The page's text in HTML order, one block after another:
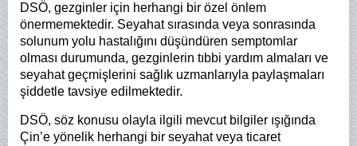
DSÖ, gezginler için herhangi bir özel önlem
önermemektedir. Seyahat sırasında veya sonrasında
solunum yolu hastalığını düşündüren semptomlar
olması durumunda, gezginlerin tıbbi yardım almaları ve
seyahat geçmişlerini sağlık uzmanlarıyla paylaşmaları
şiddetle tavsiye edilmektedir.
DSÖ, söz konusu olayla ilgili mevcut bilgiler ışığında
Çin’e yönelik herhangi bir seyahat veya ticaret